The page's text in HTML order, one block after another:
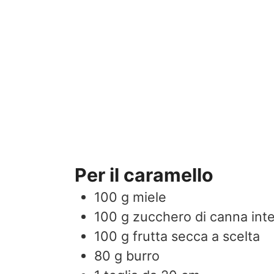
Per il caramello
100 g miele
100 g zucchero di canna
100 g frutta secca a scelta
80 g burro